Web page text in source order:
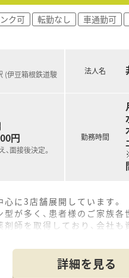
ク可 転勤なし 車通勤可
(伊豆箱根鉄道駿
円
面接後決定。
法人名
勤務時間
に3店舗展開しています。
が多く、患者様のご家族各
師を取得しており、会社も
詳細を見る